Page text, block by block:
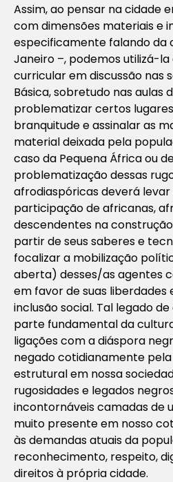
Assim, ao pensar na cidade
com dimensões materiais e
especificamente falando da
Janeiro –, podemos utilizá-
curricular em discussão nas
Básica, sobretudo nas aulas
problematizar certos
branquitude e assinalar as
material deixada pela
caso da Pequena África ou
problematização dessas
afrodiaspóricas deverá
participação de africanas,
descendentes na
partir de seus saberes e
focalizar a mobilização
aberta) desses/as agentes
em favor de suas liberdades
inclusão social. Tal legado
parte fundamental da
ligações com a diáspora
negado cotidianamente
estrutural em nossa
rugosidades e legados
incontornáveis camadas de
muito presente em nosso
às demandas atuais da
reconhecimento, respeito,
direitos à própria cidade.